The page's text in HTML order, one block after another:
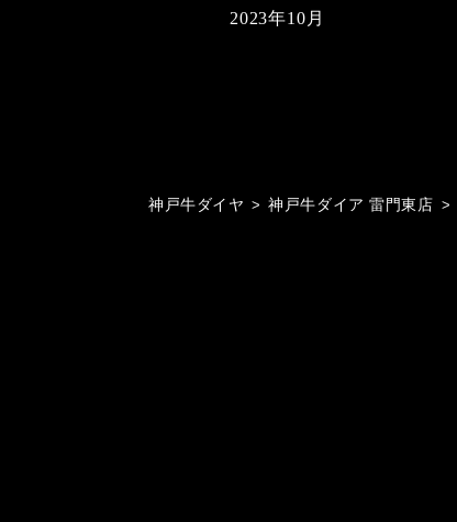
2023年10月
神戸牛ダイヤ > 神戸牛ダイア 雷門東店 >